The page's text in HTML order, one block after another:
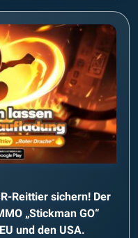
Reittier sichern! Der
„Stickman GO“
und den USA.